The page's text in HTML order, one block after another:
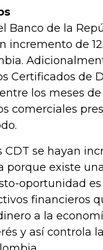
Banco de la
incremento de
Certificados de
los meses
comerciales
CDT se hayan
porque existe
oportunidad
financieros
a la
y así controla